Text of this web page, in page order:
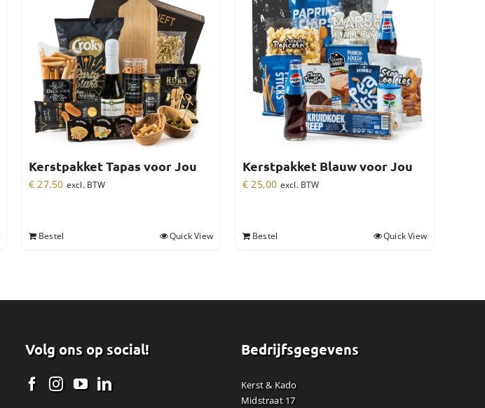
Kerstpakket Tapas voor Jou
€ 27,50 excl. BTW
Bestel Quick View
Kerstpakket Blauw voor Jou
€ 25,00 excl. BTW
Bestel Quick View
Volg ons op social! Bedrijfsgegevens
Kerst & Kado
Midstraat 17